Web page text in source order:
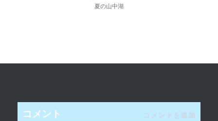
ン
夏の山中湖
コメント コメントを追加